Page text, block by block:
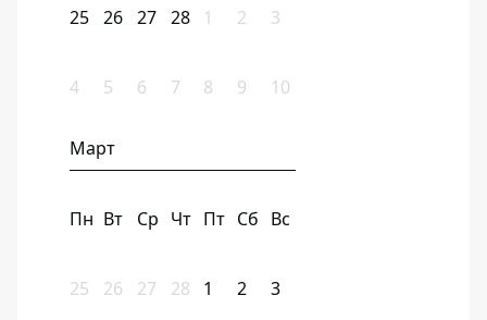
25 26 27 28 1 2 3
4 5 6 7 8 9 10
Март
Пн Вт Ср Чт Пт Сб Вс
25 26 27 28 1 2 3